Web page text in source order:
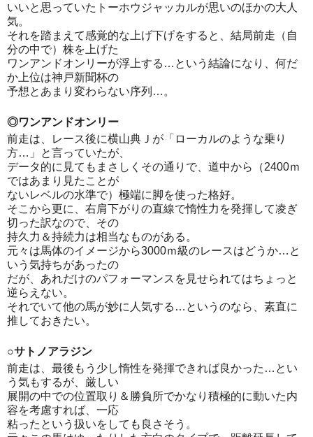
いいと思っていたトーホウジャッカルが思いのほかの大人
気。
それを踏まえて感覚的な上げ下げをすると、結局前走（自
分の中で）株を上げた
ワンアンドオンリーが浮上する…という結論になり、何だ
か上位は神戸新聞杯の
予想とあまり変わらない序列…。
◎ワンアンドオンリー
前走は、レース後に横山典Ｊが「ローカルのような乗り
方…」と言っていたが、
データ的に見てもまさしくその通りで、道中から（2400ｍ
ではあまり見たことが
ないレベルの水準で）極端に脚を使った格好。
そこから更に、右肩下がりの直線で惰性力を発揮して凌ぎ
切った訳なので、その
持久力＆持続力は相当なものがある。
元々は馬体のイメージから3000ｍ級のレースはどうか…と
いう気持ちがあったの
だが、あれだけのパフォーマンスを見せられてはちょっと
逆らえない。
それでいて他の馬が妙に人気する…というのなら、素直に
推しておきたい。
○サトノアラジン
前走は、最後もう少し惰性を発揮できれば良かった…とい
う気もするが、厳しい
展開の中での位置取り＆勝負所でかなり積極的に動いた内
容を考慮すれば、一応
粘ったという扱いをしても良さそう。